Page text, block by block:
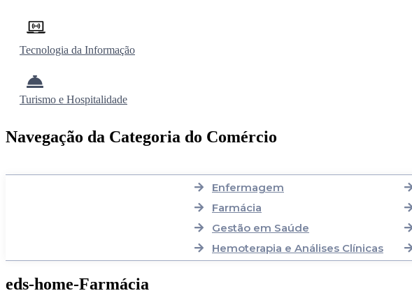
Tecnologia da Informação
Turismo e Hospitalidade
Navegação da Categoria do Comércio
Enfermagem
Farmácia
Gestão em Saúde
Hemoterapia e Análises Clínicas
eds-home-Farmácia